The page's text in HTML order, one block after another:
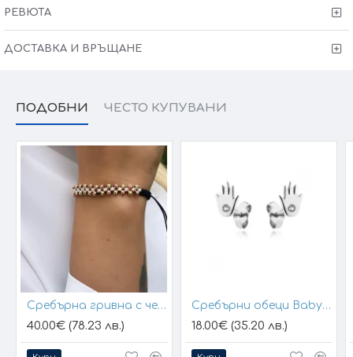
РЕВЮТА
ДОСТАВКА И ВРЪЩАНЕ
ПОДОБНИ ЧЕСТО КУПУВАНИ
Сребърна гривна с черен конец и позлатени топчета
40.00€ (78.23 лв.)
Сребърни обеци Baby Hands
18.00€ (35.20 лв.)